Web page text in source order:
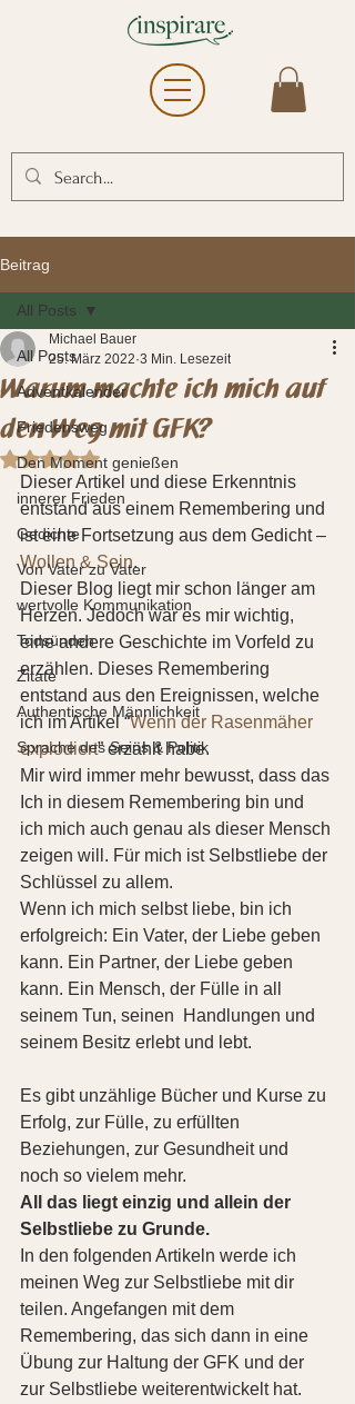
Beitrag
All Posts
Adventkalender
Friedensweg
Den Moment genießen
innerer Frieden
Gedichte
Von Vater zu Vater
wertvolle Kommunikation
Todsünden
Zitate
Authentische Männlichkeit
Sprache des Seins & Politik
All Posts
Warum machte ich mich auf
den Weg mit GFK?
Michael Bauer
25. März 2022 3 Min. Lesezeit
Mit NaN von 5 Sternen bewertet.
Dieser Artikel und diese Erkenntnis
entstand aus einem Remembering und
ist eine Fortsetzung aus dem Gedicht –
Wollen & Sein.
Dieser Blog liegt mir schon länger am
Herzen. Jedoch war es mir wichtig,
eine andere Geschichte im Vorfeld zu
erzählen. Dieses Remembering
entstand aus den Ereignissen, welche
ich im Artikel “Wenn der Rasenmäher
explodiert” erzählt habe.
Mir wird immer mehr bewusst, dass das
Ich in diesem Remembering bin und
ich mich auch genau als dieser Mensch
zeigen will. Für mich ist Selbstliebe der
Schlüssel zu allem.
Wenn ich mich selbst liebe, bin ich
erfolgreich: Ein Vater, der Liebe geben
kann. Ein Partner, der Liebe geben
kann. Ein Mensch, der Fülle in all
seinem Tun, seinen  Handlungen und
seinem Besitz erlebt und lebt.
Es gibt unzählige Bücher und Kurse zu
Erfolg, zur Fülle, zu erfüllten
Beziehungen, zur Gesundheit und
noch so vielem mehr.
All das liegt einzig und allein der
Selbstliebe zu Grunde.
In den folgenden Artikeln werde ich
meinen Weg zur Selbstliebe mit dir
teilen. Angefangen mit dem
Remembering, das sich dann in eine
Übung zur Haltung der GFK und der
zur Selbstliebe weiterentwickelt hat.